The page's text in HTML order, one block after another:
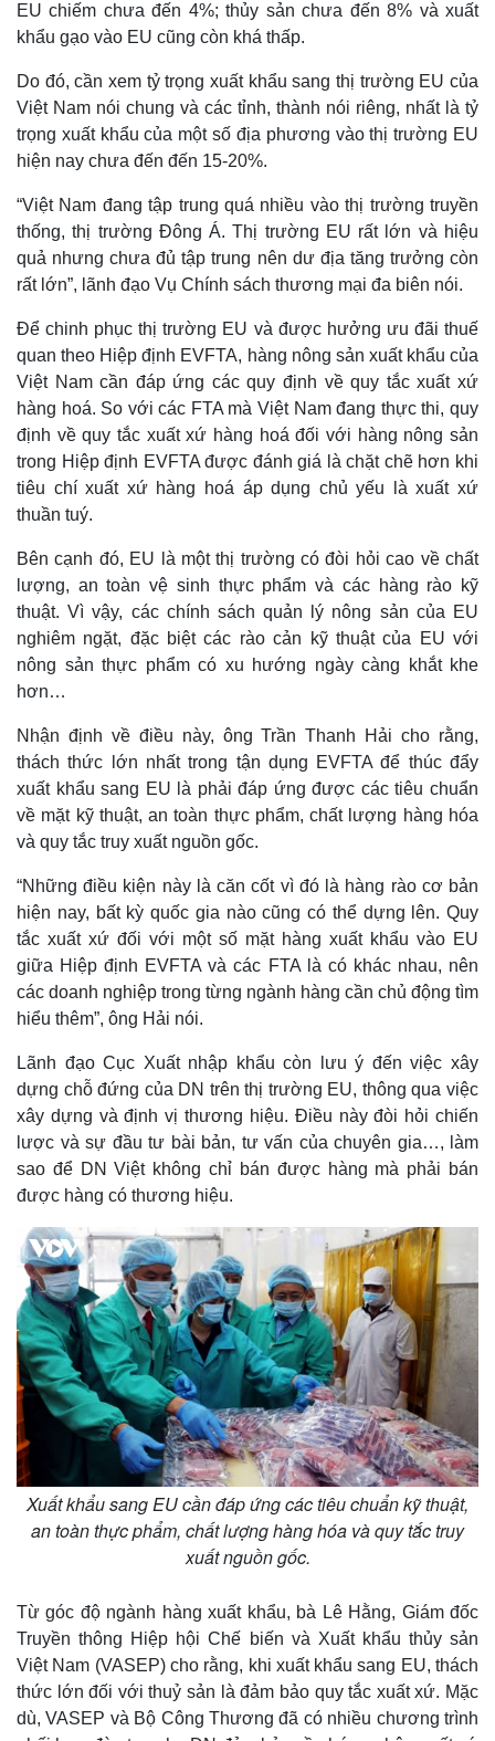
Thế giới
Cuộc sống đó đây
Hồ sơ
Multimedia
Ảnh
E-Magazine
Infographic
Kinh tế
Thị trường
Giá vàng
Chứng khoán
Giá cà phê
EU chiếm chưa đến 4%; thủy sản chưa đến 8% và xuất
khẩu gạo vào EU cũng còn khá thấp.
Do đó, cần xem tỷ trọng xuất khẩu sang thị trường EU của
Việt Nam nói chung và các tỉnh, thành nói riêng, nhất là tỷ
trọng xuất khẩu của một số địa phương vào thị trường EU
hiện nay chưa đến đến 15-20%.
“Việt Nam đang tập trung quá nhiều vào thị trường truyền
thống, thị trường Đông Á. Thị trường EU rất lớn và hiệu
quả nhưng chưa đủ tập trung nên dư địa tăng trưởng còn
rất lớn”, lãnh đạo Vụ Chính sách thương mại đa biên nói.
Để chinh phục thị trường EU và được hưởng ưu đãi thuế
quan theo Hiệp định EVFTA, hàng nông sản xuất khẩu của
Việt Nam cần đáp ứng các quy định về quy tắc xuất xứ
hàng hoá. So với các FTA mà Việt Nam đang thực thi, quy
định về quy tắc xuất xứ hàng hoá đối với hàng nông sản
trong Hiệp định EVFTA được đánh giá là chặt chẽ hơn khi
tiêu chí xuất xứ hàng hoá áp dụng chủ yếu là xuất xứ
thuần tuý.
Bên cạnh đó, EU là một thị trường có đòi hỏi cao về chất
lượng, an toàn vệ sinh thực phẩm và các hàng rào kỹ
thuật. Vì vậy, các chính sách quản lý nông sản của EU
nghiêm ngặt, đặc biệt các rào cản kỹ thuật của EU với
nông sản thực phẩm có xu hướng ngày càng khắt khe
hơn…
Nhận định về điều này, ông Trần Thanh Hải cho rằng,
thách thức lớn nhất trong tận dụng EVFTA để thúc đẩy
xuất khẩu sang EU là phải đáp ứng được các tiêu chuẩn
về mặt kỹ thuật, an toàn thực phẩm, chất lượng hàng hóa
và quy tắc truy xuất nguồn gốc.
“Những điều kiện này là căn cốt vì đó là hàng rào cơ bản
hiện nay, bất kỳ quốc gia nào cũng có thể dựng lên. Quy
tắc xuất xứ đối với một số mặt hàng xuất khẩu vào EU
giữa Hiệp định EVFTA và các FTA là có khác nhau, nên
các doanh nghiệp trong từng ngành hàng cần chủ động tìm
hiểu thêm”, ông Hải nói.
Lãnh đạo Cục Xuất nhập khẩu còn lưu ý đến việc xây
dựng chỗ đứng của DN trên thị trường EU, thông qua việc
xây dựng và định vị thương hiệu. Điều này đòi hỏi chiến
lược và sự đầu tư bài bản, tư vấn của chuyên gia…, làm
sao để DN Việt không chỉ bán được hàng mà phải bán
được hàng có thương hiệu.
Xuất khẩu sang EU cần đáp ứng các tiêu chuẩn kỹ thuật,
an toàn thực phẩm, chất lượng hàng hóa và quy tắc truy
xuất nguồn gốc.
Từ góc độ ngành hàng xuất khẩu, bà Lê Hằng, Giám đốc
Truyền thông Hiệp hội Chế biến và Xuất khẩu thủy sản
Việt Nam (VASEP) cho rằng, khi xuất khẩu sang EU, thách
thức lớn đối với thuỷ sản là đảm bảo quy tắc xuất xứ. Mặc
dù, VASEP và Bộ Công Thương đã có nhiều chương trình